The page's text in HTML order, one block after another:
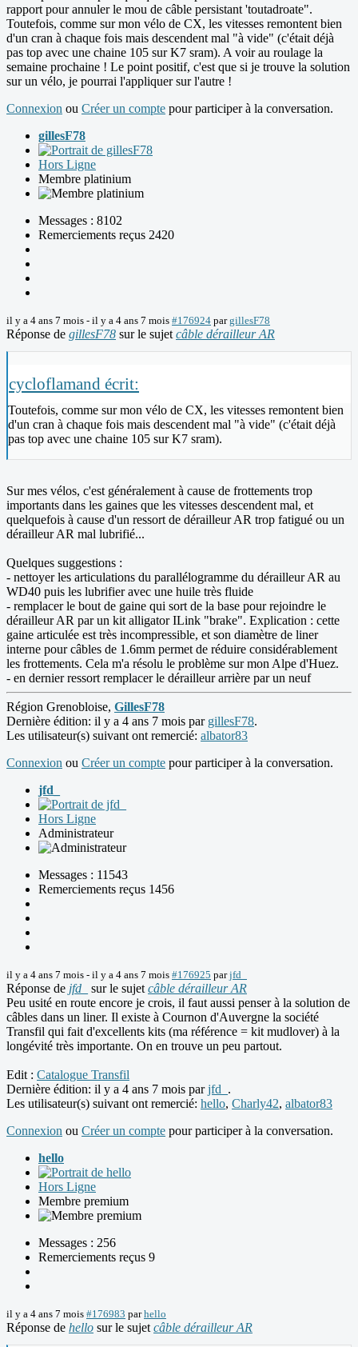
rapport pour annuler le mou de câble persistant 'toutadroate".
Toutefois, comme sur mon vélo de CX, les vitesses remontent bien
d'un cran à chaque fois mais descendent mal "à vide" (c'était déjà
pas top avec une chaine 105 sur K7 sram). A voir au roulage la
semaine prochaine ! Le point positif, c'est que si je trouve la solution
sur un vélo, je pourrai l'appliquer sur l'autre !
Connexion ou Créer un compte pour participer à la conversation.
gillesF78
Hors Ligne
Membre platinium
Messages : 8102
Remerciements reçus 2420
il y a 4 ans 7 mois - il y a 4 ans 7 mois #176924 pargillesF78
Réponse de gillesF78 sur le sujet câble dérailleur AR
cycloflamand écrit:
Toutefois, comme sur mon vélo de CX, les vitesses remontent bien
d'un cran à chaque fois mais descendent mal "à vide" (c'était déjà
pas top avec une chaine 105 sur K7 sram).
Sur mes vélos, c'est généralement à cause de frottements trop
importants dans les gaines que les vitesses descendent mal, et
quelquefois à cause d'un ressort de dérailleur AR trop fatigué ou un
dérailleur AR mal lubrifié...
Quelques suggestions :
- nettoyer les articulations du parallélogramme du dérailleur AR au
WD40 puis les lubrifier avec une huile très fluide
- remplacer le bout de gaine qui sort de la base pour rejoindre le
dérailleur AR par un kit alligator ILink "brake". Explication : cette
gaine articulée est très incompressible, et son diamètre de liner
interne pour câbles de 1.6mm permet de réduire considérablement
les frottements. Cela m'a résolu le problème sur mon Alpe d'Huez.
- en dernier ressort remplacer le dérailleur arrière par un neuf
Région Grenobloise, GillesF78
Dernière édition: il y a 4 ans 7 mois par gillesF78.
Les utilisateur(s) suivant ont remercié: albator83
Connexion ou Créer un compte pour participer à la conversation.
jfd_
Hors Ligne
Administrateur
Messages : 11543
Remerciements reçus 1456
il y a 4 ans 7 mois - il y a 4 ans 7 mois #176925 parjfd_
Réponse de jfd_ sur le sujet câble dérailleur AR
Peu usité en route encore je crois, il faut aussi penser à la solution de
câbles dans un liner. Il existe à Cournon d'Auvergne la société
Transfil qui fait d'excellents kits (ma référence = kit mudlover) à la
longévité très importante. On en trouve un peu partout.
Edit : Catalogue Transfil
Dernière édition: il y a 4 ans 7 mois parjfd_ .
Les utilisateur(s) suivant ont remercié: hello, Charly42, albator83
Connexion ou Créer un compte pour participer à la conversation.
hello
Hors Ligne
Membre premium
Messages : 256
Remerciements reçus 9
il y a 4 ans 7 mois #176983 parhello
Réponse de hello sur le sujet câble dérailleur AR